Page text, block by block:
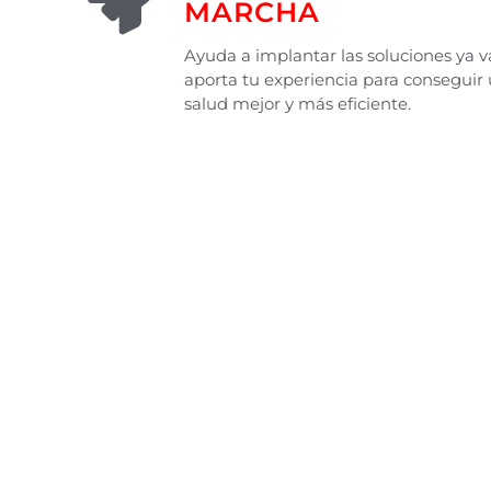
MARCHA
Ayuda a implantar las soluciones ya
aporta tu experiencia para conseguir
salud mejor y más eficiente.